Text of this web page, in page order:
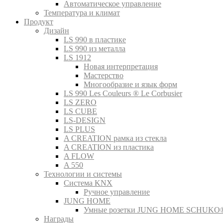
Автоматическое управление
Температура и климат
Продукт
Дизайн
LS 990 в пластике
LS 990 из металла
LS 1912
Новая интерпретация
Мастерство
Многообразие и язык форм
LS 990 Les Couleurs ® Le Corbusier
LS ZERO
LS CUBE
LS-DESIGN
LS PLUS
A CREATION рамка из стекла
A CREATION из пластика
A FLOW
A 550
Технологии и системы
Система KNX
Ручное управление
JUNG HOME
Умные розетки JUNG HOME
Награды